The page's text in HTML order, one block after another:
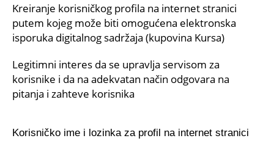
Kreiranje korisničkog profila na internet stranici
putem kojeg može biti omogućena elektronska
isporuka digitalnog sadržaja (kupovina Kursa)
Legitimni interes da se upravlja servisom za
korisnike i da na adekvatan način odgovara na
pitanja i zahteve korisnika
Korisničko ime i lozinka za profil na internet stranici